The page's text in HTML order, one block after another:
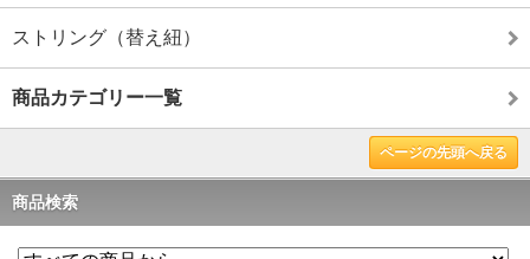
ストリング（替え紐）
商品カテゴリー一覧
ページの先頭へ戻る
商品検索